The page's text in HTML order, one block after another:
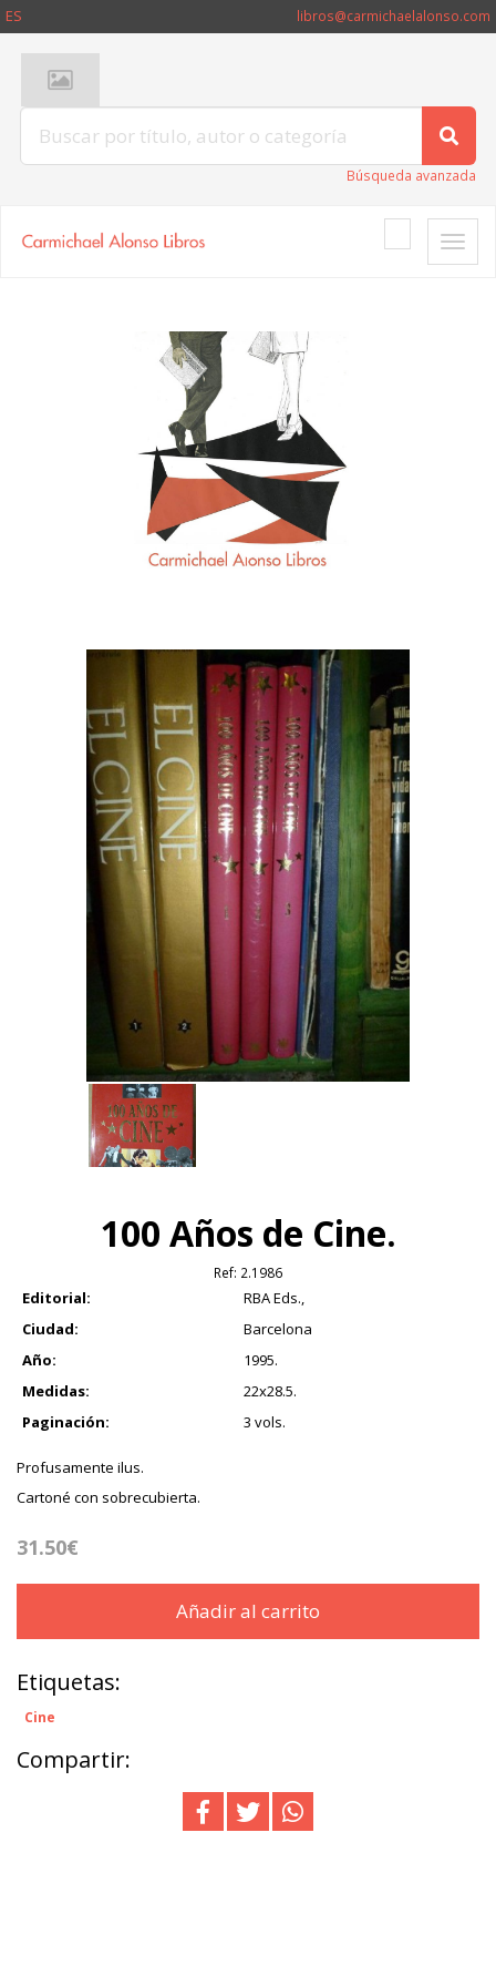
ES libros@carmichaelalonso.com
Búsqueda avanzada
Toggle
100 Años de Cine.
Ref: 2.1986
Editorial:
RBA Eds.,
Ciudad:
Barcelona
Año:
1995.
Medidas:
22x28.5.
Paginación:
3 vols.
Profusamente ilus.
Cartoné con sobrecubierta.
31.50€
Añadir al carrito
Etiquetas:
Cine
Compartir: